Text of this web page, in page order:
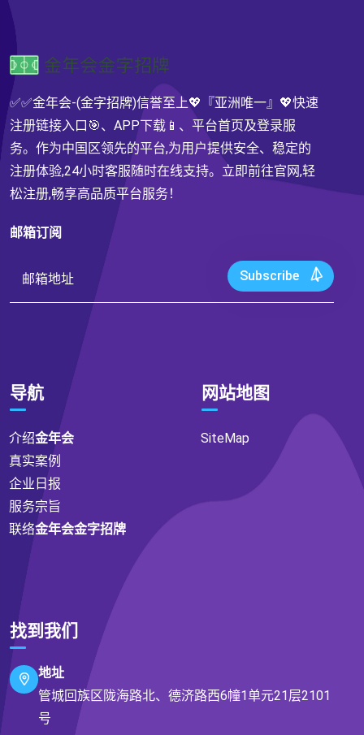
✅✅金年会-(金字招牌)信誉至上💖『亚洲唯一』💖快速
注册链接入口🎯、APP下载📱、平台首页及登录服
务。作为中国区领先的平台,为用户提供安全、稳定的
注册体验,24小时客服随时在线支持。立即前往官网,轻
松注册,畅享高品质平台服务！
邮箱订阅
Subscribe
导航
介绍金年会
真实案例
企业日报
服务宗旨
联络金年会金字招牌
网站地图
SiteMap
找到我们
地址
管城回族区陇海路北、德济路西6幢1单元21层2101
号